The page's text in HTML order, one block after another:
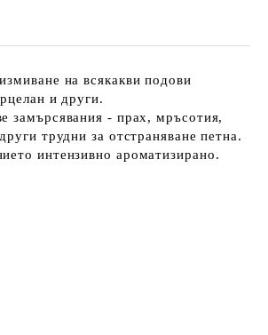
на всякакви подови
и други.
замърсявания - прах, мръсотия,
трудни за отстраняване петна.
интензивно ароматизирано.